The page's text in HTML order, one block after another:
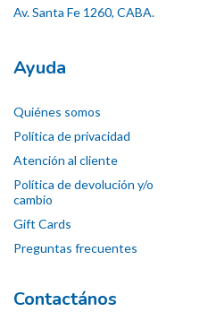
Av. Santa Fe 1260, CABA.
Ayuda
Quiénes somos
Política de privacidad
Atención al cliente
Política de devolución y/o
cambio
Gift Cards
Preguntas frecuentes
Contactános